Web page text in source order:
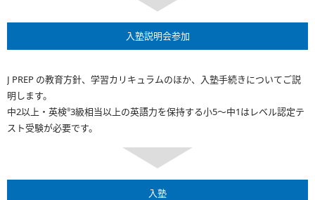
入塾説明会参加
J PREP の教育方針、学習カリキュラムのほか、入塾手続きについてご説
明します。
中2以上・英検®3級相当以上の英語力を保持する小5～中1はレベル認定テ
スト受験が必要です。
入塾